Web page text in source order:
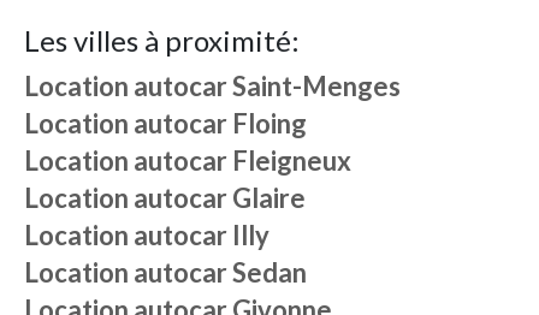
Les villes à proximité:
Location autocarSaint-Menges
Location autocar Floing
Location autocar Fleigneux
Location autocarGlaire
Location autocar Illy
Location autocarSedan